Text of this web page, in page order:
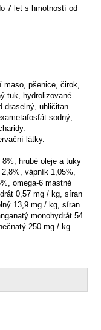
7 let s hmotností od
maso, pšenice, čirok,
tuk, hydrolizované
draselný, uhličitan
sodný,
látky.
hrubé oleje a tuky
vápník 1,05%,
omega-6 mastné
0,57 mg / kg, síran
13,9 mg / kg, síran
monohydrát 54
250 mg / kg.